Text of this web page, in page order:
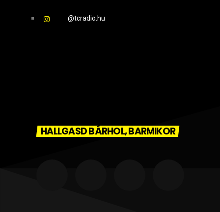
@tcradio.hu
HALLGASD BÁRHOL, BARMIKOR